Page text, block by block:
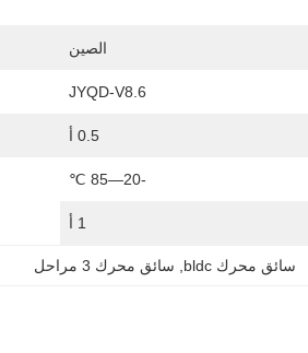
الصين
JYQD-V8.6
0.5 أ
-20—85 ℃
1 أ
سائق محرك bldc سائق محرك 3 مراحل